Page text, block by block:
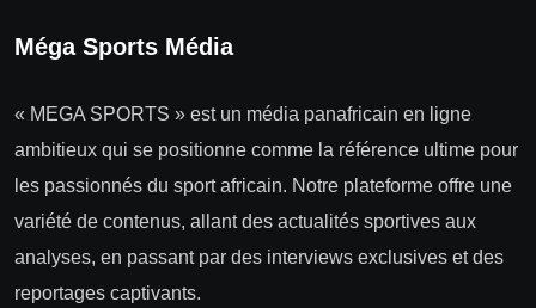
Méga Sports Média
« MEGA SPORTS » est un média panafricain en ligne
ambitieux qui se positionne comme la référence ultime pour
les passionnés du sport africain. Notre plateforme offre une
variété de contenus, allant des actualités sportives aux
analyses, en passant par des interviews exclusives et des
reportages captivants.